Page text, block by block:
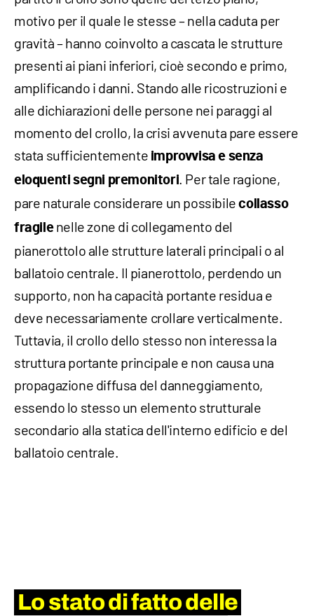
motivo per il quale le stesse – nella caduta per
gravità – hanno coinvolto a cascata le strutture
presenti ai piani inferiori, cioè secondo e primo,
amplificando i danni. Stando alle ricostruzioni e
alle dichiarazioni delle persone nei paraggi al
momento del crollo, la crisi avvenuta pare essere
stata sufficientemente improvvisa e senza
eloquenti segni premonitori. Per tale ragione,
pare naturale considerare un possibilecollasso
fragilenelle zone di collegamento del
pianerottolo alle strutture laterali principali o al
ballatoio centrale. Il pianerottolo, perdendo un
supporto, non ha capacità portante residua e
deve necessariamente crollare verticalmente.
Tuttavia, il crollo dello stesso non interessa la
struttura portante principale e non causa una
propagazione diffusa del danneggiamento,
essendo lo stesso un elemento strutturale
secondario alla statica dell'interno edificio e del
ballatoio centrale.
Lo stato di fatto delle